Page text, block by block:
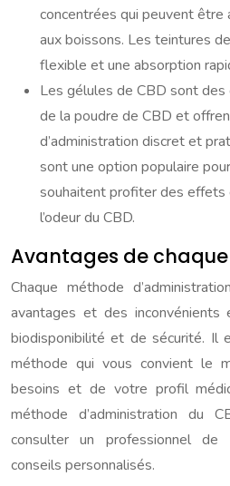
concentrées qui peuvent être
aux boissons. Les teintures
flexible et une absorption
Les gélules de CBD sont
de la poudre de CBD et
d’administration discret et
sont une option populaire
souhaitent profiter des effets
l’odeur du CBD.
Avantages de
Chaque méthode
avantages et des inconvénients
biodisponibilité et de sécurité. Il
méthode qui vous convient le
besoins et de votre profil
méthode d’administration du
consulter un professionnel
conseils personnalisés.